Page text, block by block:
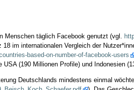
Menschen täglich Facebook genutzt (vgl.
im internationalen Vergleich der
based-on-number-of-facebook-users
(190 Millionen Profile) und Indonesien
Deutschlands mindestens einmal